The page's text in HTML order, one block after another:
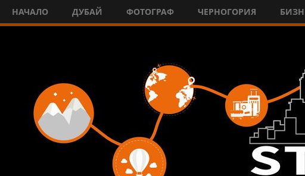
НАЧАЛО ДУБАЙ ФОТОГРАФ ЧЕРНОГОРИЯ